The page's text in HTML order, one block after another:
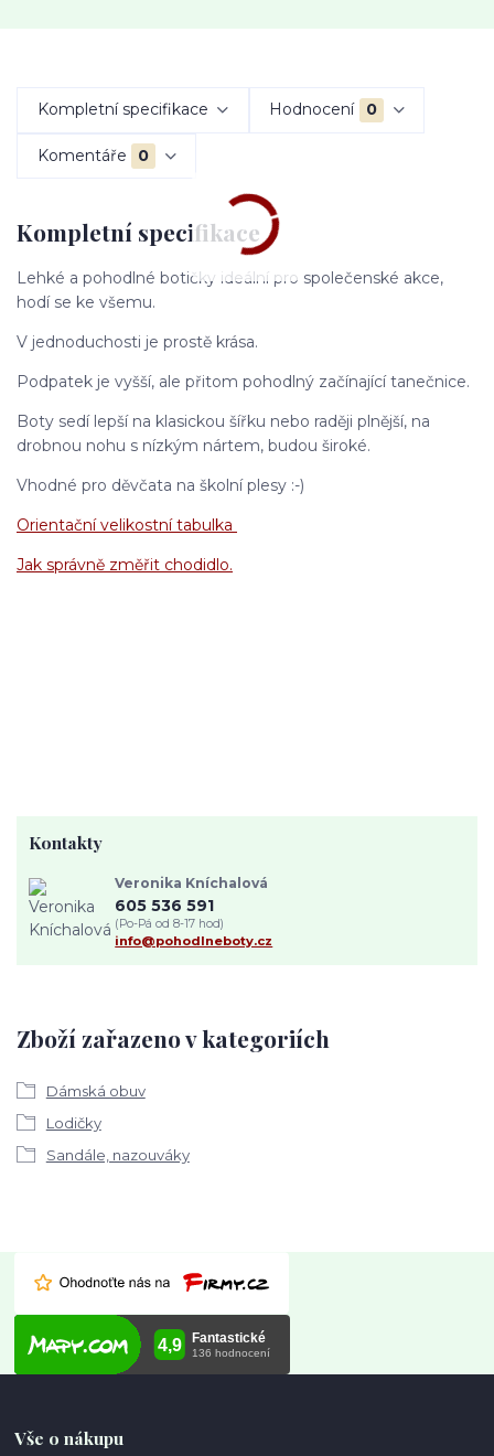
Kompletní specifikace Hodnocení 0
Komentáře 0
Kompletní specifikace
Lehké a pohodlné botičky ideální pro společenské akce,
hodí se ke všemu.
V jednoduchosti je prostě krása.
Podpatek je vyšší, ale přitom pohodlný začínající tanečnice.
Boty sedí lepší na klasickou šířku nebo raději plnější, na
drobnou nohu s nízkým nártem, budou široké.
Vhodné pro děvčata na školní plesy :-)
Orientační velikostní tabulka
Jak správně změřit chodidlo.
Zboží zařazeno v kategoriích
Dámská obuv
Lodičky
Sandále, nazouváky
Kontakty
Veronika Kníchalová
605 536 591
(Po-Pá od 8-17 hod)
info@pohodlneboty.cz
Vše o nákupu